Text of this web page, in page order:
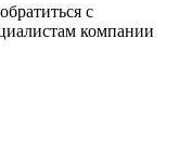
с
компании